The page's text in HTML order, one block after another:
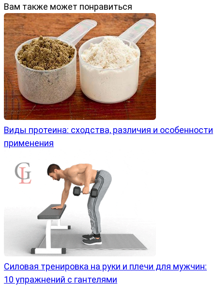
Вам также может понравиться
Виды протеина: сходства, различия и особенности
применения
Силовая тренировка на руки и плечи для мужчин:
10 упражнений с гантелями